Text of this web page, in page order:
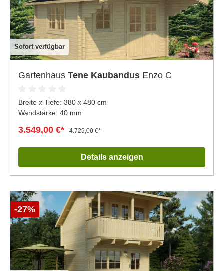
Sofort verfügbar
Gartenhaus Tene Kaubandus Enzo C
Breite x Tiefe: 380 x 480 cm
Wandstärke: 40 mm
3.549,00 €* 4.729,00 €*
Details anzeigen
-27%